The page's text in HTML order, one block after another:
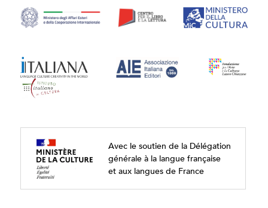
Avec le soutien de la Délégation
générale à la langue française
et aux langues de France